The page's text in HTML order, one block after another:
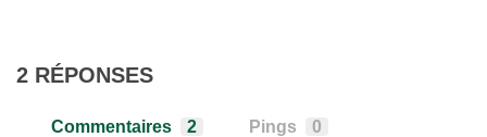
2 RÉPONSES
Commentaires 2 Pings 0